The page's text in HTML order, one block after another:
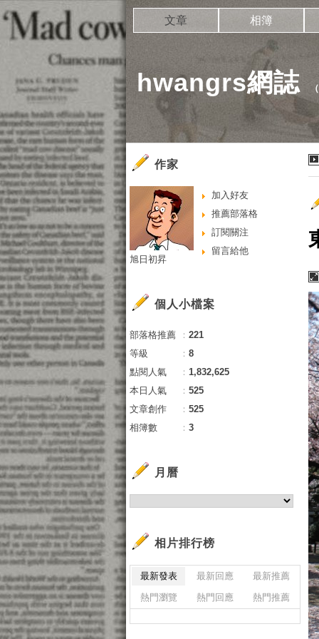
hwangrs網誌（
文章 相簿
作家
加入好友
推薦部落格
訂閱關注
留言給他
旭日初昇
個人小檔案
部落格推薦 ： 221
等級
： 8
點閱人氣
： 1,832,625
本日人氣
： 525
文章創作
： 525
相簿數
： 3
月曆
相片排行榜
最新發表 最新回應
最新推薦
熱門瀏覽
熱門回應 熱門推薦